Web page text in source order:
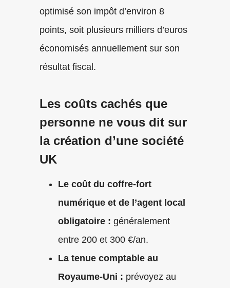
optimisé son impôt d’environ 8
points, soit plusieurs milliers d’euros
économisés annuellement sur son
résultat fiscal.
Les coûts cachés que
personne ne vous dit sur
la création d’une société
UK
Le coût du coffre-fort
numérique et de l’agent local
obligatoire : généralement
entre 200 et 300 €/an.
La tenue comptable au
Royaume-Uni : prévoyez au